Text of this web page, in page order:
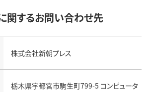
関するお問い合わせ先
株式会社新朝プレス
栃木県宇都宮市駒生町799-5 コンピュータ